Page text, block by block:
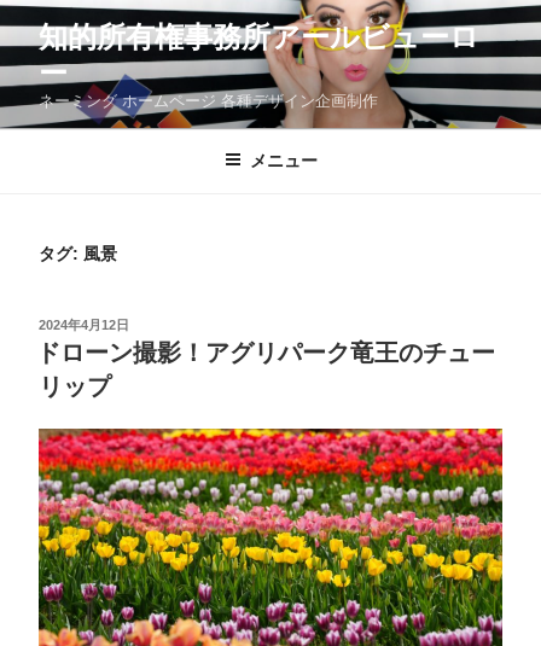
コ
ン
ツ
へ
知的所有権事務所アールビューロ
ー
ネーミング ホームページ 各種デザイン企画制作
メニュー
タグ: 風景
投
稿
日:
2024年4月12日
ドローン撮影！アグリパーク竜王のチュー
リップ